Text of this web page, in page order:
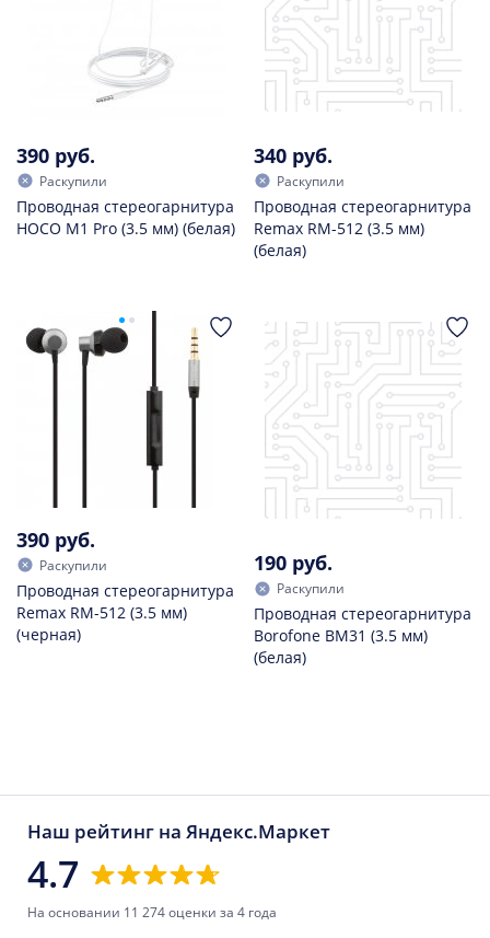
390 руб.
Раскупили
Проводная стереогарнитура
HOCO M1 Pro (3.5 мм) (белая)
340 руб.
Раскупили
Проводная стереогарнитура
Remax RM-512 (3.5 мм)
(белая)
390 руб.
Раскупили
Проводная стереогарнитура
Remax RM-512 (3.5 мм)
(черная)
190 руб.
Раскупили
Проводная стереогарнитура
Borofone BM31 (3.5 мм)
(белая)
Наш рейтинг на Яндекс.Маркет
4.7
На основании 11 274 оценки за 4 года